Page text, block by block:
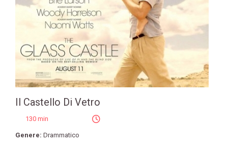
Il Castello Di Vetro
130 min
Genere: Drammatico